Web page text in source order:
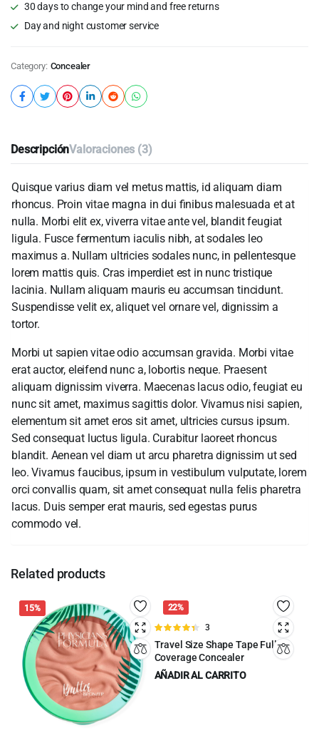
30 days to change your mind and free returns
Day and night customer service
Category: Concealer
DescripciónValoraciones (3)
Quisque varius diam vel metus mattis, id aliquam diam
rhoncus. Proin vitae magna in dui finibus malesuada et at
nulla. Morbi elit ex, viverra vitae ante vel, blandit feugiat
ligula. Fusce fermentum iaculis nibh, at sodales leo
maximus a. Nullam ultricies sodales nunc, in pellentesque
lorem mattis quis. Cras imperdiet est in nunc tristique
lacinia. Nullam aliquam mauris eu accumsan tincidunt.
Suspendisse velit ex, aliquet vel ornare vel, dignissim a
tortor.
Morbi ut sapien vitae odio accumsan gravida. Morbi vitae
erat auctor, eleifend nunc a, lobortis neque. Praesent
aliquam dignissim viverra. Maecenas lacus odio, feugiat eu
nunc sit amet, maximus sagittis dolor. Vivamus nisi sapien,
elementum sit amet eros sit amet, ultricies cursus ipsum.
Sed consequat luctus ligula. Curabitur laoreet rhoncus
blandit. Aenean vel diam ut arcu pharetra dignissim ut sed
leo. Vivamus faucibus, ipsum in vestibulum vulputate, lorem
orci convallis quam, sit amet consequat nulla felis pharetra
lacus. Duis semper erat mauris, sed egestas purus
commodo vel.
Related products
15%
22%
Valorado
en4.33de
5
3
Travel Size Shape Tape Full
Coverage Concealer
AÑADIR AL CARRITO